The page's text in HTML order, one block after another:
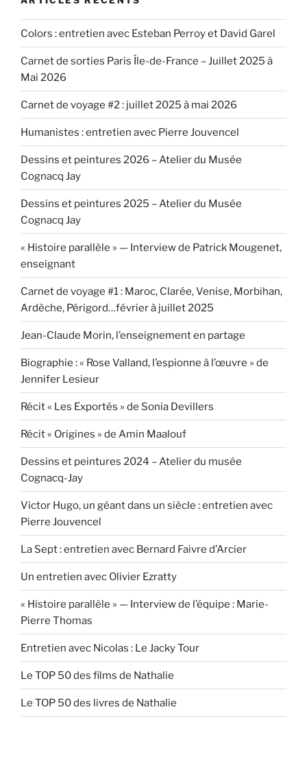
Colors : entretien avec Esteban Perroy et David Garel
Carnet de sorties Paris Île-de-France – Juillet 2025 à
Mai 2026
Carnet de voyage #2 : juillet 2025 à mai 2026
Humanistes : entretien avec Pierre Jouvencel
Dessins et peintures 2026 – Atelier du Musée
Cognacq Jay
Dessins et peintures 2025 – Atelier du Musée
Cognacq Jay
« Histoire parallèle » — Interview de Patrick Mougenet,
enseignant
Carnet de voyage #1 : Maroc, Clarée, Venise, Morbihan,
Ardèche, Périgord…février à juillet 2025
Jean-Claude Morin, l’enseignement en partage
Biographie : « Rose Valland, l’espionne à l’œuvre » de
Jennifer Lesieur
Récit « Les Exportés » de Sonia Devillers
Récit « Origines » de Amin Maalouf
Dessins et peintures 2024 – Atelier du musée
Cognacq-Jay
Victor Hugo, un géant dans un siècle : entretien avec
Pierre Jouvencel
La Sept : entretien avec Bernard Faivre d’Arcier
Un entretien avec Olivier Ezratty
« Histoire parallèle » — Interview de l’équipe : Marie-
Pierre Thomas
Entretien avec Nicolas : Le Jacky Tour
Le TOP 50 des films de Nathalie
Le TOP 50 des livres de Nathalie